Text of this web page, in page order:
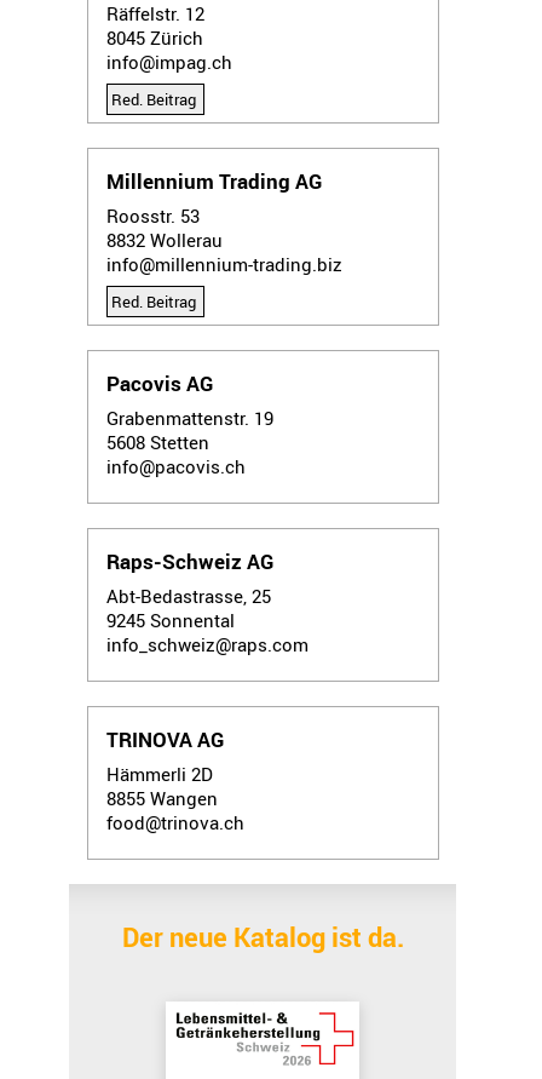
Räffelstr. 12
8045 Zürich
info@impag.ch
Red. Beitrag
Millennium Trading AG
Roosstr. 53
8832 Wollerau
info@millennium-trading.biz
Red. Beitrag
Pacovis AG
Grabenmattenstr. 19
5608 Stetten
info@pacovis.ch
Raps-Schweiz AG
Abt-Bedastrasse, 25
9245 Sonnental
info_schweiz@raps.com
TRINOVA AG
Hämmerli 2D
8855 Wangen
food@trinova.ch
Der neue Katalog ist da.